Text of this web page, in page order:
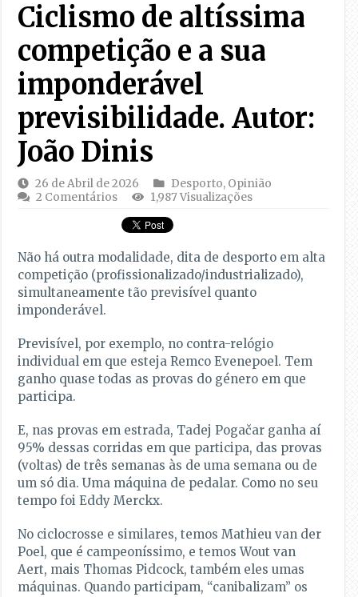
Ciclismo de altíssima
competição e a sua
imponderável
previsibilidade. Autor:
João Dinis
26 de Abril de 2026 Desporto, Opinião
2 Comentários
1,987 Visualizações
Não há outra modalidade, dita de desporto em alta
competição (profissionalizado/industrializado),
simultaneamente tão previsível quanto
imponderável.
Previsível, por exemplo, no contra-relógio
individual em que esteja Remco Evenepoel. Tem
ganho quase todas as provas do género em que
participa.
E, nas provas em estrada, Tadej Pogačar ganha aí
95% dessas corridas em que participa, das provas
(voltas) de três semanas às de uma semana ou de
um só dia. Uma máquina de pedalar. Como no seu
tempo foi Eddy Merckx.
No ciclocrosse e similares, temos Mathieu van der
Poel, que é campeoníssimo, e temos Wout van
Aert, mais Thomas Pidcock, também eles umas
máquinas. Quando participam, “canibalizam” os